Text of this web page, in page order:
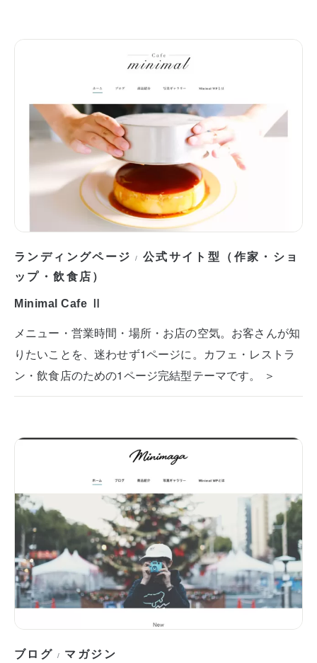
ランディングページ / 公式サイト型（作家・ショ
ップ・飲食店）
Minimal Cafe Ⅱ
メニュー・営業時間・場所・お店の空気。お客さんが知
りたいことを、迷わせず1ページに。カフェ・レストラ
ン・飲食店のための1ページ完結型テーマです。 ＞
ブログ / マガジン